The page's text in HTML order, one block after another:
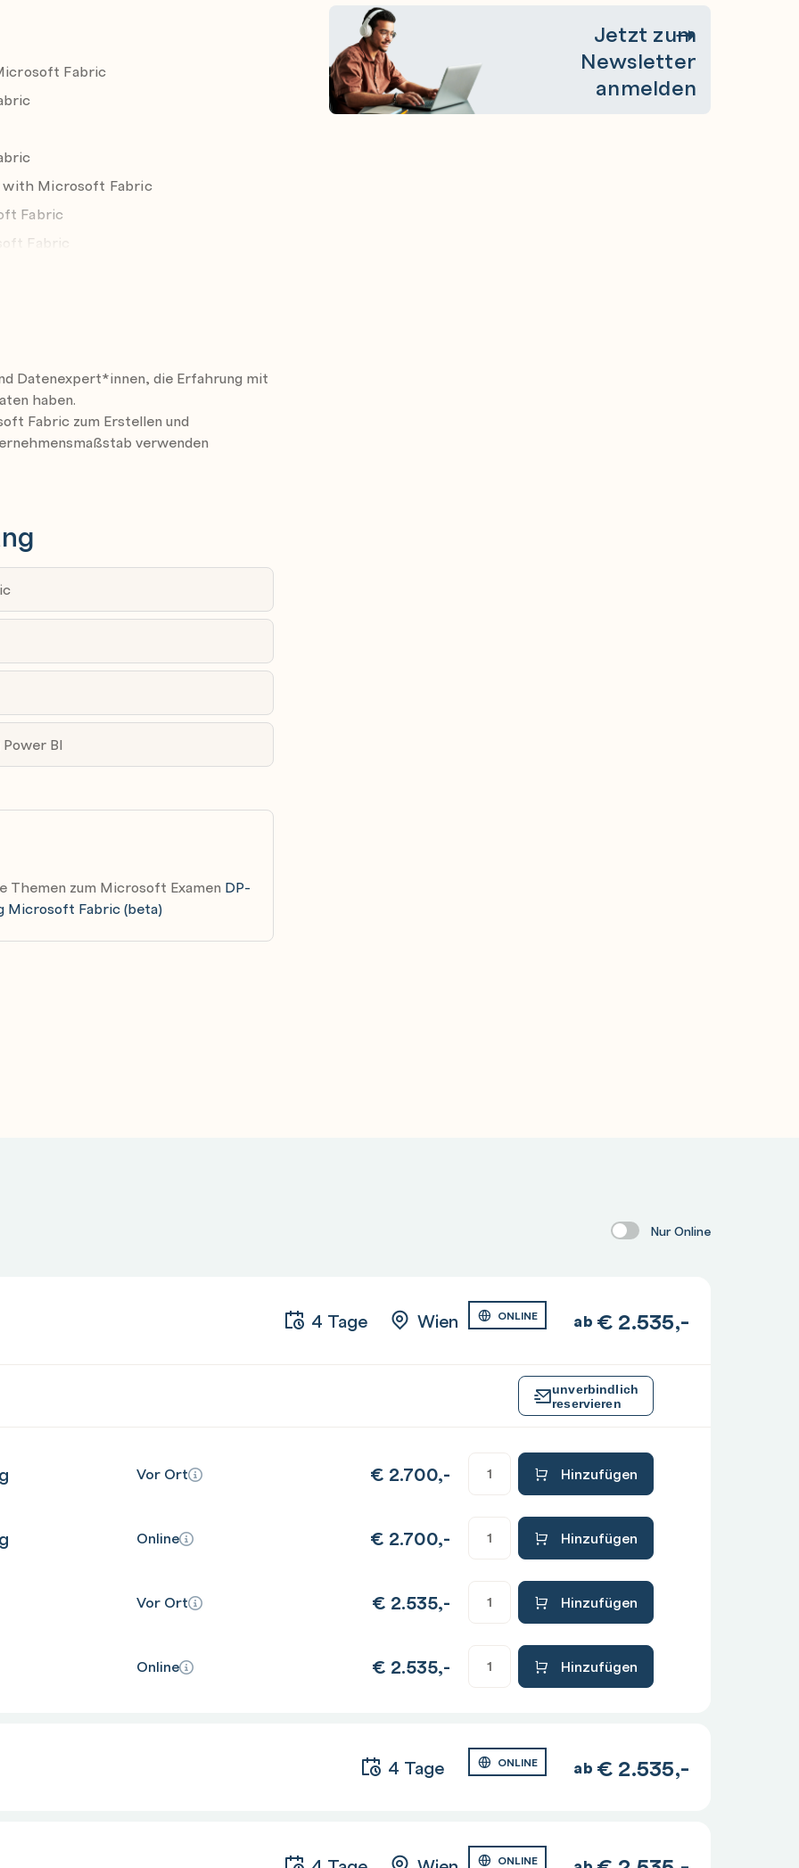
Fabric
with Microsoft Fabric
Fabric
Fabric
Fabric
Fabric
Fabric
Datenexpert*innen, die Erfahrung mit
haben.
Fabric zum Erstellen und
verwenden
BI
Themen zum Microsoft Examen DP-
Microsoft Fabric (beta)
Jetzt zum
Newsletter
anmelden
Nur Online
4 Tage Wien ONLINE ab € 2.535,-
unverbindlich
reservieren
Vor Ort € 2.700,- Hinzufügen
Online € 2.700,- Hinzufügen
Vor Ort € 2.535,- Hinzufügen
Online € 2.535,- Hinzufügen
4 Tage ONLINE ab € 2.535,-
ONLINE